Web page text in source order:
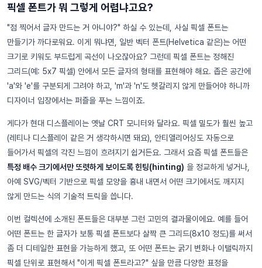
픽셀 폰트가 뭐 그렇게 어렵냐고요?
"점 찍어서 글자 만드는 거 아니야?" 하실 수 있는데, 사실 픽셀 폰트는
만들기가 까다로워요. 이게 뭐냐면, 일반 벡터 폰트(Helvetica 같은)는 어떤
크기로 키워도 부드럽게 곡선이 나오잖아요? 그런데 픽셀 폰트는 정해진
그리드(예: 5x7 픽셀) 안에서 모든 글자의 형태를 표현해야 해요. 좁은 공간에
'a'와 'e'를 구분되게 그려야 하고, 'm'과 'n'도 헷갈리지 않게 만들어야 하니까
디자이너 입장에서는 퍼즐을 푸는 느낌이죠.
게다가 현대 디스플레이는 옛날 CRT 모니터와 달라요. 픽셀 밀도가 훨씬 높고
(레티나 디스플레이 같은 거 생각하시면 돼요), 안티앨리어싱도 자동으로
들어가서 픽셀의 각진 느낌이 흐려지기 쉽거든요. 그래서 요즘 픽셀 폰트들은
특정 배수 크기에서만 또렷하게 보이도록 힌팅(hinting) 을 정교하게 넣거나,
아예 SVG/벡터 기반으로 픽셀 모양을 흉내 내면서 어떤 크기에서도 깨지지
않게 만드는 식의 기술적 트릭을 씁니다.
이번 컬렉션에 소개된 폰트들은 대부분 그런 고민의 결과물이에요. 예를 들어
어떤 폰트는 한 글자가 보통 픽셀 폰트보다 살짝 큰 그리드(8x10 정도)를 써서
좀 더 디테일한 표현을 가능하게 했고, 또 어떤 폰트는 굵기 변화나 이탤릭까지
픽셀 단위로 표현해서 "이게 픽셀 폰트라고?" 싶을 만큼 다양한 표정을